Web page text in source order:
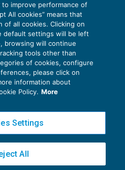
€ 30.000
€
54.545,45
Policy
Policy
Euroconference S.p.A.v2.32.4
- 20124 Milano - info@ecnews.it
improve performance of
All cookies” means that
of all cookies. Clicking on
default settings will be left
browsing will continue
tools other than
of cookies, configure
please click on
information about
Policy. More
Settings
All